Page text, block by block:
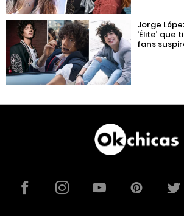
Jorge
‘Élite’ que
fans
FacebookInstagramYouTubePinterest